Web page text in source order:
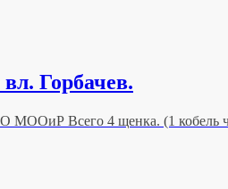
Горбачев.
Всего 4 щенка. (1 кобель